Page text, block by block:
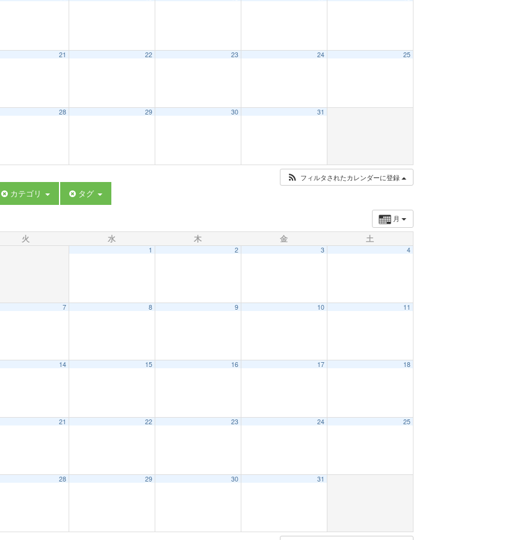
21 22 23 24 25
28 29 30 31
フィルタされたカレンダーに登録
カテゴリ タグ
月
火 水 木 金 土
1 2 3 4
7 8 9 10 11
14 15 16 17 18
21 22 23 24 25
28 29 30 31